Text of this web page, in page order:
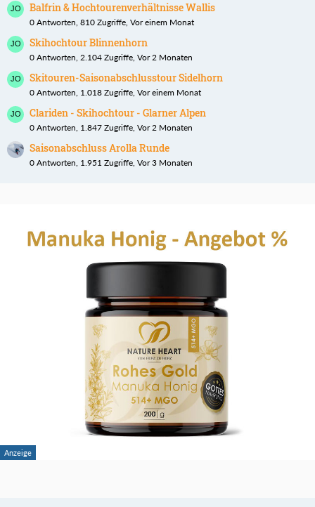
Balfrin & Hochtourenverhältnisse Wallis
0 Antworten, 810 Zugriffe, Vor einem Monat
Skihochtour Blinnenhorn
0 Antworten, 2.104 Zugriffe, Vor 2 Monaten
Skitouren-Saisonabschlusstour Sidelhorn
0 Antworten, 1.018 Zugriffe, Vor einem Monat
Clariden - Skihochtour - Glarner Alpen
0 Antworten, 1.847 Zugriffe, Vor 2 Monaten
Saisonabschluss Arolla Runde
0 Antworten, 1.951 Zugriffe, Vor 3 Monaten